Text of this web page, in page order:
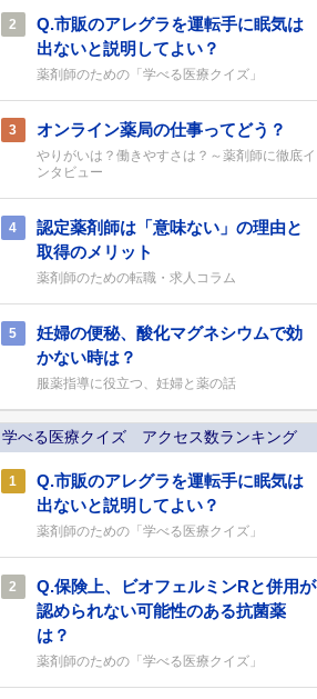
2
Q.市販のアレグラを運転手に眠気は
出ないと説明してよい？
薬剤師のための「学べる医療クイズ」
3 オンライン薬局の仕事ってどう？
やりがいは？働きやすさは？～薬剤師に徹底イ
ンタビュー
4
認定薬剤師は「意味ない」の理由と
取得のメリット
薬剤師のための転職・求人コラム
5
妊婦の便秘、酸化マグネシウムで効
かない時は？
服薬指導に役立つ、妊婦と薬の話
学べる医療クイズ アクセス数ランキング
1
Q.市販のアレグラを運転手に眠気は
出ないと説明してよい？
薬剤師のための「学べる医療クイズ」
2
Q.保険上、ビオフェルミンRと併用が
認められない可能性のある抗菌薬
は？
薬剤師のための「学べる医療クイズ」